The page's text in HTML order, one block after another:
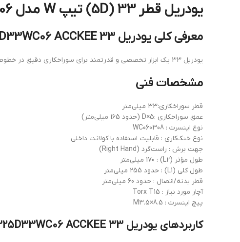
یودریل قطر 33 (5D) تیپ W مدل C32-5D33-WC06 ای سی سی کی ACCKEE (U-DRILL)
معرفی کلی یودریل 33 C325D33WC06 ACCKEE
یودریل 33 یک ابزار تخصصی و قدرتمند برای سوراخکاری دقیق در خطوط تولید صنعتی و کارگاه‌های ماشین‌کاری حرفه‌ای است.
مشخصات فنی
قطر سوراخکاری:33 میلی‌متر
عمق سوراخکاری :5×D (حدود 165 میلی‌متر)
نوع اینسرت : WC060308
نوع خنک‌کاری : قابلیت استفاده با کولانت داخلی
جهت برش : راست‌گرد (Right Hand)
طول مؤثر (L2) : 170 میلی‌متر
طول کلی (L1) : حدود 255 میلی‌متر
قطر بدنه/اتصال : حدود 60 میلی‌متر
آچار مورد نیاز : Torx T15
پیچ اینسرت : M3.5×8.5
کاربردهای یودریل 33 C325D33WC06 ACCKEE